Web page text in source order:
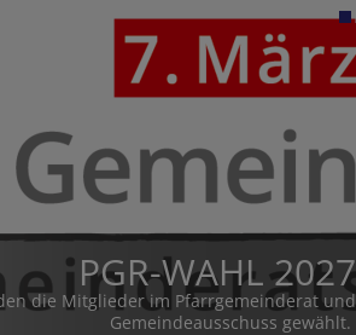
PGR-WAHL 2027
die Mitglieder im Pfarrgemeinderat und
Gemeindeausschuss gewählt.